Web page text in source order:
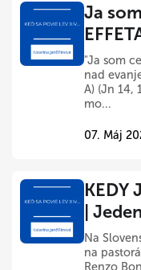
Ja
"Ja som
nad
A) (Jn 14,
mo...
07. Máj
KEDY
|
Na
na
Renzo